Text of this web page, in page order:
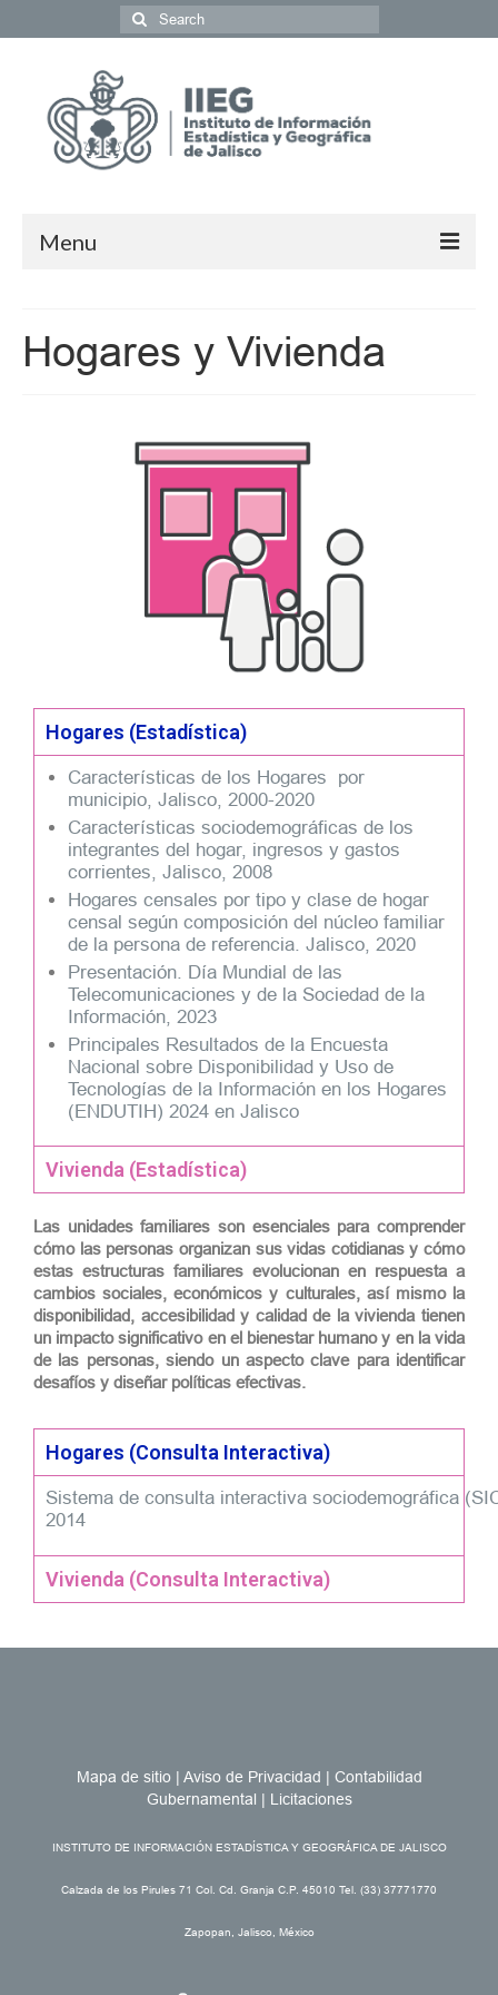
Menu
Economía
Gobierno y Seguridad
Coordinación del Sistema de Información
Hogares y Vivienda
Hogares (Estadística)
Características de los Hogares por
municipio, Jalisco, 2000-2020
Características sociodemográficas de los
integrantes del hogar, ingresos y gastos
corrientes, Jalisco, 2008
Hogares censales por tipo y clase de hogar
censal según composición del núcleo familiar
de la persona de referencia. Jalisco, 2020
Presentación. Día Mundial de las
Telecomunicaciones y de la Sociedad de la
Información, 2023
Principales Resultados de la Encuesta
Nacional sobre Disponibilidad y Uso de
Tecnologías de la Información en los Hogares
(ENDUTIH) 2024 en Jalisco
Vivienda (Estadística)
Las unidades familiares son esenciales para comprender
cómo las personas organizan sus vidas cotidianas y cómo
estas estructuras familiares evolucionan en respuesta a
cambios sociales, económicos y culturales, así mismo la
disponibilidad, accesibilidad y calidad de la vivienda tienen
un impacto significativo en el bienestar humano y en la vida
de las personas, siendo un aspecto clave para identificar
desafíos y diseñar políticas efectivas.
Hogares (Consulta Interactiva)
Sistema de consulta interactiva sociodemográfica
2014
Vivienda (Consulta Interactiva)
Mapa de sitio| Aviso de Privacidad | Contabilidad
Gubernamental | Licitaciones
INSTITUTO DE INFORMACIÓN ESTADÍSTICA Y GEOGRÁFICA DE JALISCO
Calzada de los Pirules 71 Col. Cd. Granja C.P. 45010 Tel. (33) 37771770
Zapopan, Jalisco, México